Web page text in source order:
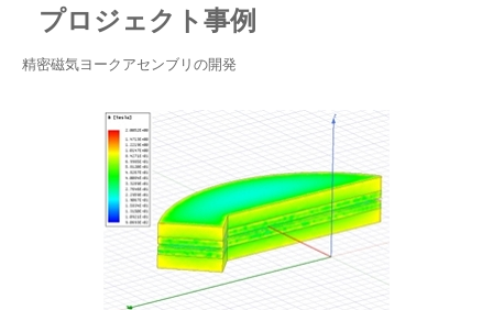
プロジェクト事例
精密磁気ヨークアセンブリの開発